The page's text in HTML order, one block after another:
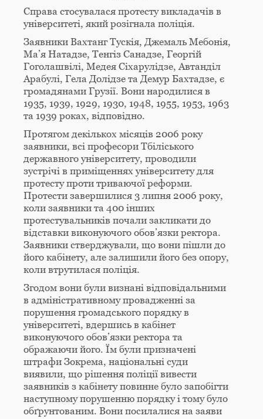
Справа стосувалася протесту викладачів в
університеті, який розігнала поліція.
Заявники Вахтанг Тускія, Джемаль Мебонія,
Ма’я Натадзе, Тенгіз Санадзе, Георгій
Гоголашвілі, Медея Сіхарулідзе, Автанділ
Арабулі, Гела Долідзе та Демур Бахтадзе, є
громадянами Грузії. Вони народилися в
1935, 1939, 1929, 1930, 1948, 1955, 1953, 1963
та 1939 роках, відповідно.
Протягом декількох місяців 2006 року
заявники, всі професори Тбіліського
державного університету, проводили
зустрічі в приміщеннях університету для
протесту проти триваючої реформи.
Протести завершилися 3 липня 2006 року,
коли заявники та 400 інших
протестувальників почали закликати до
відставки виконуючого обов’язки ректора.
Заявники стверджували, що вони пішли до
його кабінету, але залишили його без опору,
коли втрутилася поліція.
Згодом вони були визнані відповідальними
в адміністративному провадженні за
порушення громадського порядку в
університеті, вдершись в кабінет
виконуючого обов’язки ректора та
ображаючи його. Їм були призначені
штрафи Зокрема, національні суди
виявили, що рішення поліції вивести
заявників з кабінету повинне було запобігти
наступному порушенню порядку і тому було
обґрунтованим. Вони посилалися на заяви